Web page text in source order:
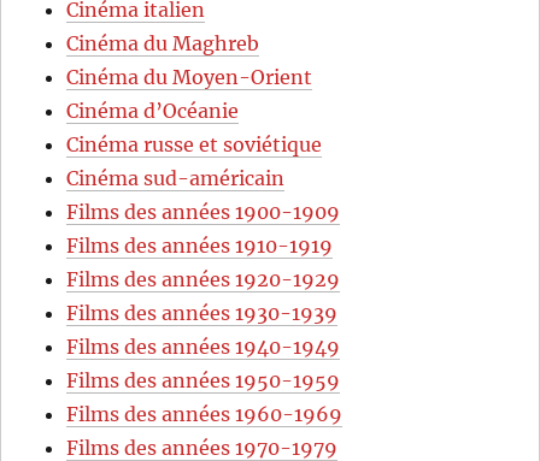
Cinéma italien
Cinéma du Maghreb
Cinéma du Moyen-Orient
Cinéma d’Océanie
Cinéma russe et soviétique
Cinéma sud-américain
Films des années 1900-1909
Films des années 1910-1919
Films des années 1920-1929
Films des années 1930-1939
Films des années 1940-1949
Films des années 1950-1959
Films des années 1960-1969
Films des années 1970-1979